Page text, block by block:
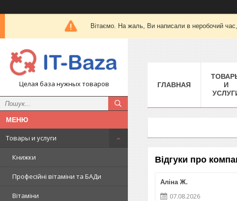
Вітаємо. На жаль, Ви написали в неробочий
Целая база нужных товаров
Товары и услуги
Книжки
Професійні вітаміни та БАДи
Вітаміни
ГЛАВНАЯ
И
Відгуки про
Аліна Ж.
07.08.2026